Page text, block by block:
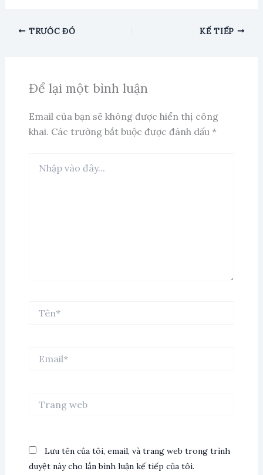
TRƯỚC ĐÓ KẾ TIẾP
Để lại một bình luận
Email của bạn sẽ không được hiển thị công
khai. Các trường bắt buộc được đánh dấu *
vào
web
Lưu tên của tôi, email, và trang web trong trình
duyệt này cho lần bình luận kế tiếp của tôi.